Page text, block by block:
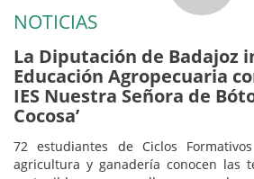
NOTICIAS
La Diputación de Badajoz
Educación Agropecuaria
IES Nuestra Señora de
Cocosa’
72 estudiantes de Ciclos
agricultura y ganadería conocen las